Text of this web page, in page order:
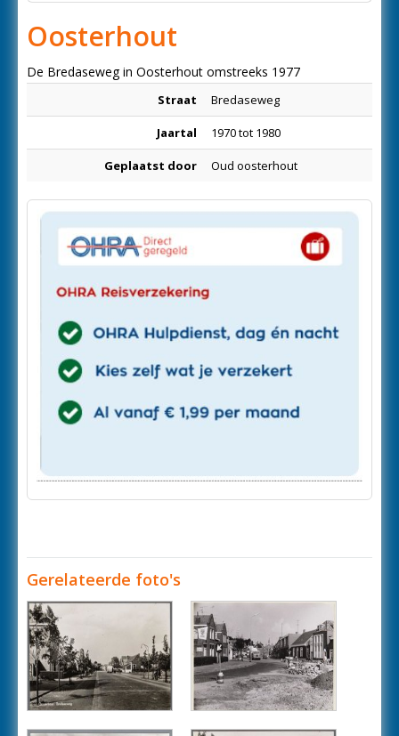
Oosterhout
De Bredaseweg in Oosterhout omstreeks 1977
Straat Bredaseweg
Jaartal 1970 tot 1980
Geplaatst door Oud oosterhout
Gerelateerde foto's